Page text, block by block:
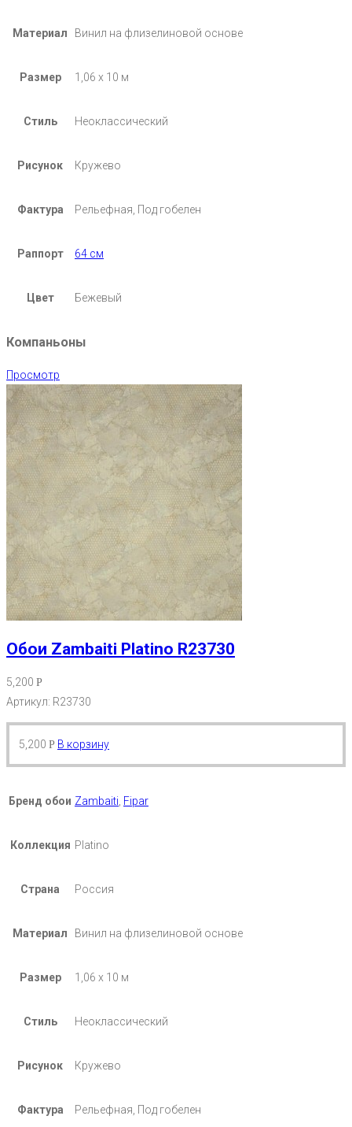
Материал Винил на флизелиновой основе
Размер 1,06 х 10 м
Стиль Неоклассический
Рисунок Кружево
Фактура Рельефная, Под гобелен
Раппорт 64 см
Цвет Бежевый
Компаньоны
Просмотр
Обои Zambaiti Platino R23730
5,200 Р
Артикул: R23730
5,200 Р В корзину
Бренд обои Zambaiti Fipar
Коллекция Platino
Страна Россия
Материал Винил на флизелиновой основе
Размер 1,06 х 10 м
Стиль Неоклассический
Рисунок Кружево
Фактура Рельефная, Под гобелен